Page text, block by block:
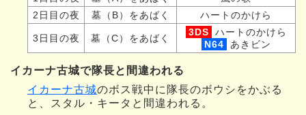
2日目の夜
墓（B）をあばく ハートのかけら
3日目の夜 墓（C）をあばく
3DS
ハートのかけら
N64
あきビン
イカーナ古城で隊長と間違われる
イカーナ古城のボス戦中に隊長のボウシをかぶる
と、スタル・キータと間違われる。